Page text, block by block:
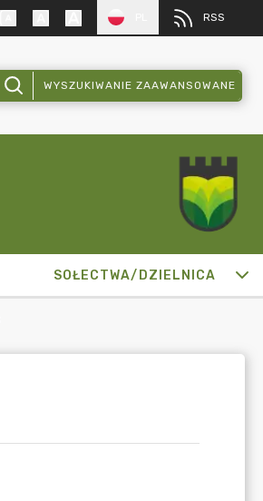
RSS
WYSZUKIWANIE ZAAWANSOWANE
SOŁECTWA/DZIELNICA